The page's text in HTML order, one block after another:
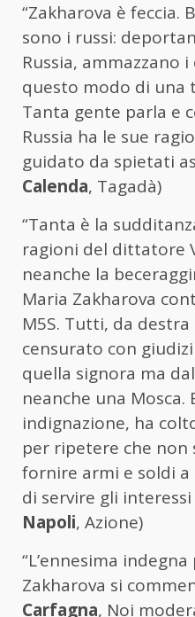
“Zakharova è feccia.
sono i russi:
Russia, ammazzano
questo modo di una
Tanta gente parla e
Russia ha le sue
guidato da spietati
Calenda, Tagadà)
“Tanta è la
ragioni del dittatore
neanche la
Maria Zakharova
M5S. Tutti, da
censurato con
quella signora ma
neanche una Mosca.
indignazione, ha
per ripetere che non
fornire armi e soldi a
di servire gli interessi
Napoli, Azione)
“L’ennesima
Zakharova si
Carfagna, Noi